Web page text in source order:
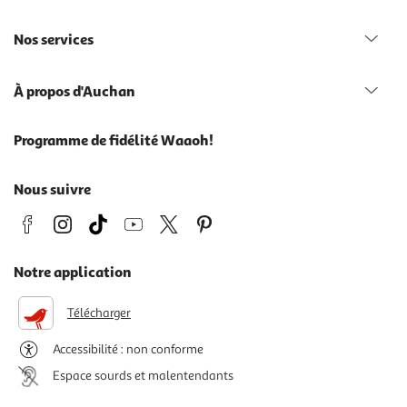
Nos services
À propos d'Auchan
Programme de fidélité Waaoh!
Nous suivre
Notre application
Télécharger
Accessibilité : non conforme
Espace sourds et malentendants